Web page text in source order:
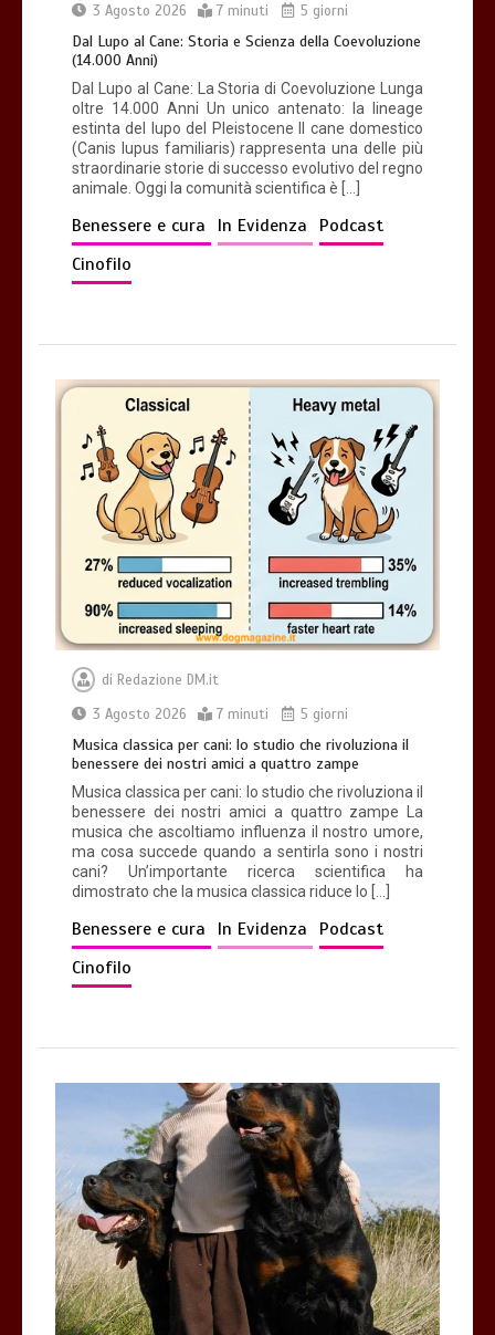
3 Agosto 2026
7 minuti 5 giorni
Dal Lupo al Cane: Storia e Scienza della Coevoluzione
(14.000 Anni)
Dal Lupo al Cane: La Storia di Coevoluzione Lunga
oltre 14.000 Anni Un unico antenato: la lineage
estinta del lupo del Pleistocene Il cane domestico
(Canis lupus familiaris) rappresenta una delle più
straordinarie storie di successo evolutivo del regno
animale. Oggi la comunità scientifica è […]
Benessere e cura In Evidenza
Podcast
Cinofilo
di Redazione DM.it
3 Agosto 2026
7 minuti 5 giorni
Musica classica per cani: lo studio che rivoluziona il
benessere dei nostri amici a quattro zampe
Musica classica per cani: lo studio che rivoluziona il
benessere dei nostri amici a quattro zampe La
musica che ascoltiamo influenza il nostro umore,
ma cosa succede quando a sentirla sono i nostri
cani? Un’importante ricerca scientifica ha
dimostrato che la musica classica riduce lo […]
Benessere e cura In Evidenza
Podcast
Cinofilo